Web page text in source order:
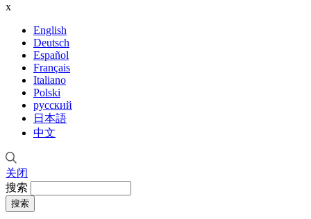
x
English
Deutsch
Español
Français
Italiano
Polski
русский
日本語
中文
关闭
搜索